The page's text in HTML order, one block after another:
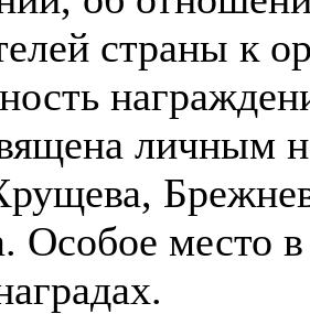
страны к
личным
Особое место